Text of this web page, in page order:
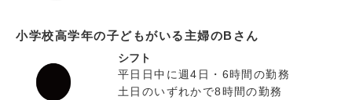
小学校高学年の子どもがいる主婦のBさん
シフト
平日日中に週4日・6時間の勤務
土日のいずれかで8時間の勤務